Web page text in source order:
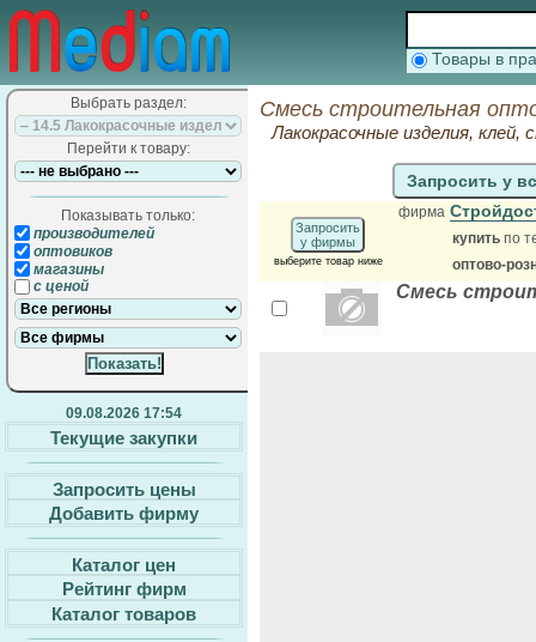
Товары в
Выбрать раздел:
Перейти к товару:
Показывать только:
производителей
оптовиков
магазины
с ценой
09.08.2026 17:54
Текущие закупки
Запросить цены
Добавить фирму
Каталог цен
Рейтинг фирм
Каталог товаров
Смесь строительная
Лакокрасочные изделия,
Запросить у
Запросить
у фирмы
выберите товар ниже
фирма
купить по
оптово-
Смесь